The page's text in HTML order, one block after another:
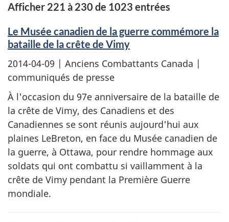
Afficher 221 à 230 de 1023 entrées
Le Musée canadien de la guerre commémore la
bataille de la crête de Vimy
2014-04-09 | Anciens Combattants Canada |
communiqués de presse
À l'occasion du 97e anniversaire de la bataille de
la crête de Vimy, des Canadiens et des
Canadiennes se sont réunis aujourd'hui aux
plaines LeBreton, en face du Musée canadien de
la guerre, à Ottawa, pour rendre hommage aux
soldats qui ont combattu si vaillamment à la
crête de Vimy pendant la Première Guerre
mondiale.